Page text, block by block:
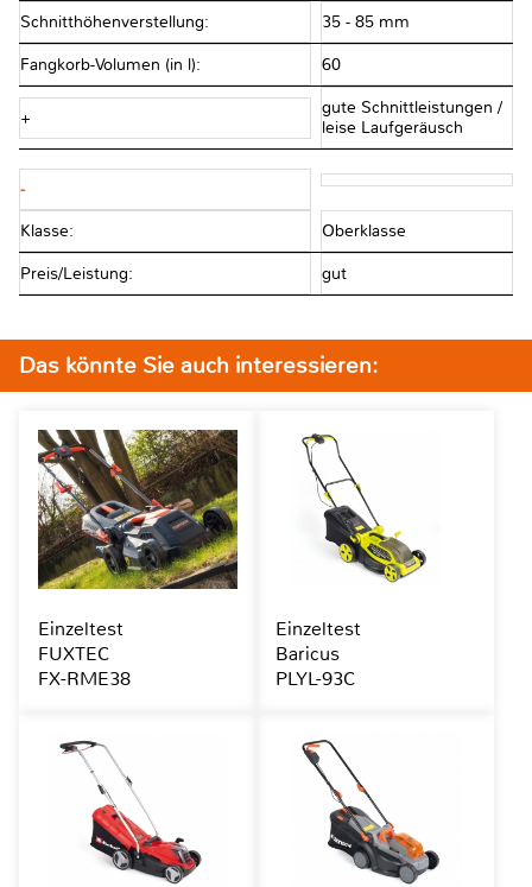
Schnitthöhenverstellung: 35 - 85 mm
Fangkorb-Volumen (in l): 60
+
gute Schnittleistungen /
leise Laufgeräusch
-
Klasse: Oberklasse
Preis/Leistung: gut
Das könnte Sie auch interessieren:
Einzeltest
FUXTEC
FX-RME38
Einzeltest
Baricus
PLYL-93C